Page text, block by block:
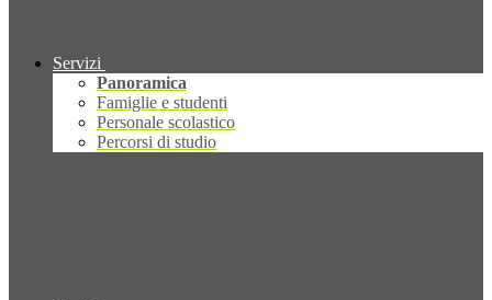
Servizi
Panoramica
Famiglie e studenti
Personale scolastico
Percorsi di studio